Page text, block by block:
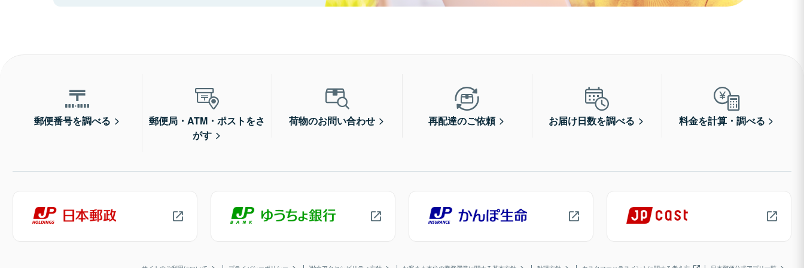
郵便番号を調べる
郵便局・ATM・ポストをさ
がす
荷物のお問い合わせ 再配達のご依頼 お届け日数を調べる 料金を計算・調べる